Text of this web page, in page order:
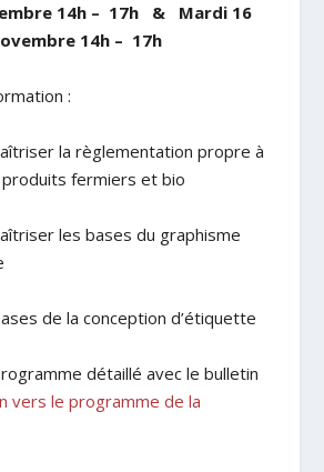
14h – 17h & Mardi 16
14h – 17h
:
la règlementation propre à
produits fermiers et bio
les bases du graphisme
de la conception d’étiquette
détaillé avec le bulletin
vers le programme de la